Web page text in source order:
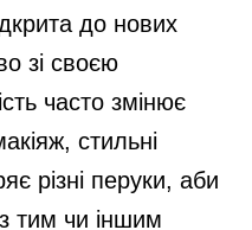
до нових
зі своєю
часто змінює
стильні
різні перуки, аби
тим чи іншим